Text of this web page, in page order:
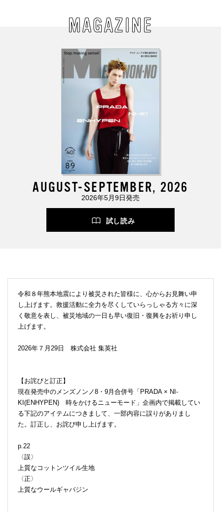
MAGAZINE
AUGUST-SEPTEMBER, 2026
2026年5月9日発売
試し読み
令和８年熊本地震により被災された皆様に、心からお見舞い申
し上げます。救援活動に全力を尽くしていらっしゃる方々に深
く敬意を表し、被災地域の一日も早い復旧・復興をお祈り申し
上げます。
2026年７月29日 株式会社 集英社
【お詫びと訂正】
現在発売中のメンズノンノ8・9月合併号「PRADA × NI-
KI(ENHYPEN) 時をかけるニューモード」企画内で掲載してい
る下記のアイテムにつきまして、一部内容に誤りがありまし
た。訂正し、お詫び申し上げます。
p.22
〈誤〉
上質なコットンツイル生地
〈正〉
上質なウールギャバジン